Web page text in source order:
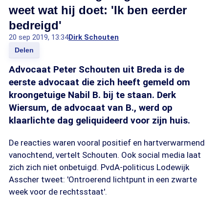
weet wat hij doet: 'Ik ben eerder
bedreigd'
20 sep 2019, 13:34Dirk Schouten
Delen
Advocaat Peter Schouten uit Breda is de
eerste advocaat die zich heeft gemeld om
kroongetuige Nabil B. bij te staan. Derk
Wiersum, de advocaat van B., werd op
klaarlichte dag geliquideerd voor zijn huis.
De reacties waren vooral positief en hartverwarmend
vanochtend, vertelt Schouten. Ook social media laat
zich zich niet onbetuigd. PvdA-politicus Lodewijk
Asscher tweet: 'Ontroerend lichtpunt in een zwarte
week voor de rechtsstaat'.